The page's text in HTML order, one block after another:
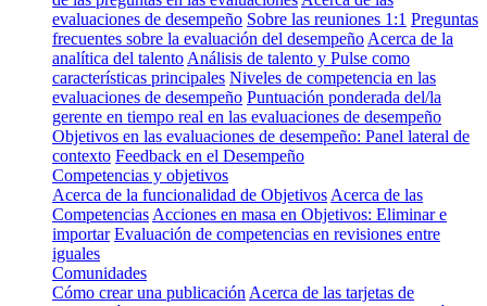
evaluaciones de desempeño Sobre las reuniones 1:1 Preguntas
frecuentes sobre la evaluación del desempeño Acerca de la
analítica del talento Análisis de talento y Pulse como
características principales Niveles de competencia en las
evaluaciones de desempeño Puntuación ponderada del/la
gerente en tiempo real en las evaluaciones de desempeño
Objetivos en las evaluaciones de desempeño: Panel lateral de
contexto Feedback en el Desempeño
Competencias y objetivos
Acerca de la funcionalidad de Objetivos Acerca de las
Competencias Acciones en masa en Objetivos: Eliminar e
importar Evaluación de competencias en revisiones entre
iguales
Comunidades
Cómo crear una publicación Acerca de las tarjetas de